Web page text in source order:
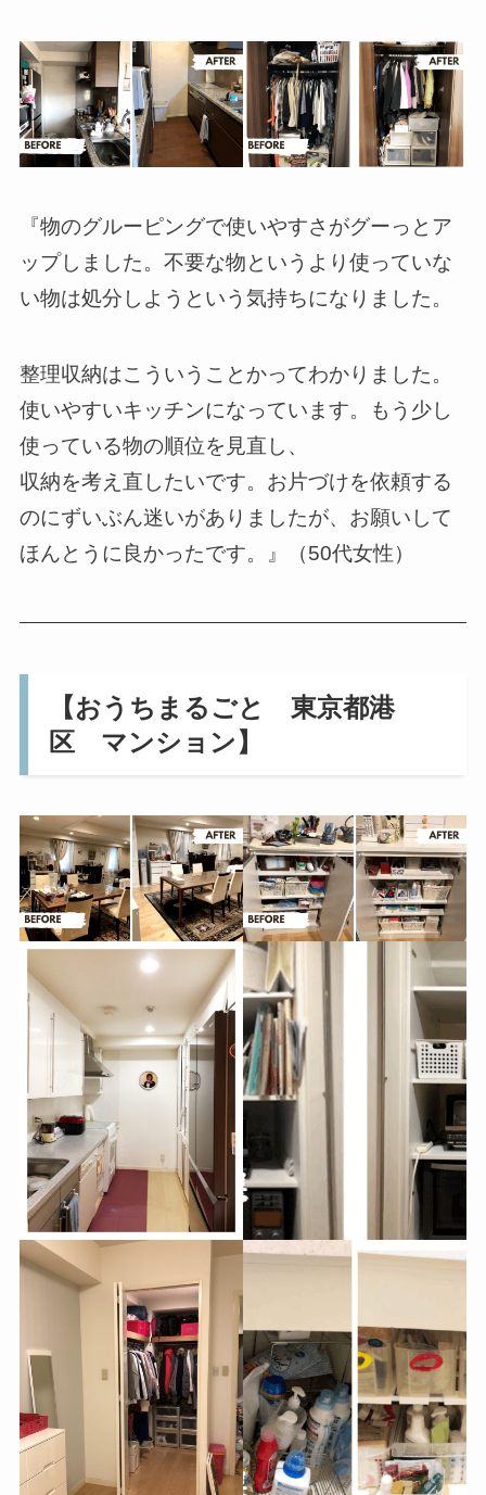
『物のグルーピングで使いやすさがグーっとア
ップしました。不要な物というより使っていな
い物は処分しようという気持ちになりました。
整理収納はこういうことかってわかりました。
使いやすいキッチンになっています。もう少し
使っている物の順位を見直し、
収納を考え直したいです。お片づけを依頼する
のにずいぶん迷いがありましたが、お願いして
ほんとうに良かったです。』（50代女性）
【おうちまるごと 東京都港
区 マンション】